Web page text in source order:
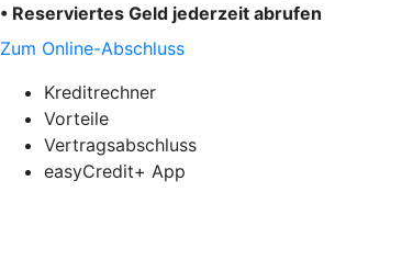
• Reserviertes Geld jederzeit abrufen
Zum Online-Abschluss
Kreditrechner
Vorteile
Vertragsabschluss
easyCredit+ App